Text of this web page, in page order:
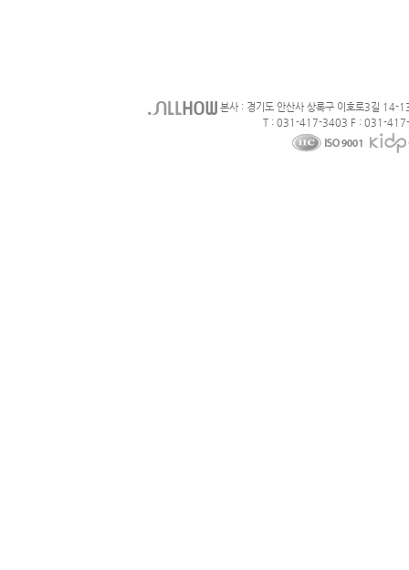
본사 : 경기도 안산사 상록구 이호로3길 14-
T : 031-417-3403 F : 031-